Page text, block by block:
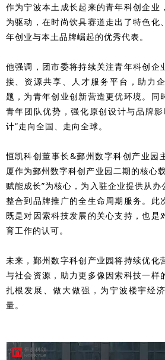
作为宁波本土成长起来的青年科创企业
为驱动，在时尚饮具赛道走出了特色化
年创业与本土品牌崛起的优秀代表。
他强调，团市委将持续关注青年科创企
接、资源共享、人才服务平台，助力
题，为青年创业创新营造更优环境。同
青年团队优势，强化原创设计与品牌
计”走向全国、走向全球。
恒凯科创董事长&鄞州数字科创产业园
厦作为鄞州数字科创产业园二期的核心
赋能成长”为核心，为入驻企业提供从
整合到品牌推广的全生命周期服务。此
既是对因索科技发展的关心支持，也是
育工作的认可。
未来，鄞州数字科创产业园将持续优化
与社会资源，助力更多像因索科技一样
扎根发展、做大做强，为宁波楼宇经
量。